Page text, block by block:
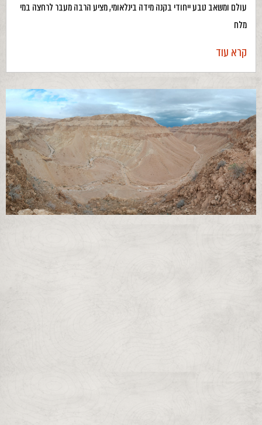
עולם ומשאב טבע ייחודי בקנה מידה בינלאומי, מציע הרבה מעבר לרחצה במי
מלח
קרא עוד